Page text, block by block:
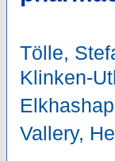
Tölle,
Klinken-
Vallery,